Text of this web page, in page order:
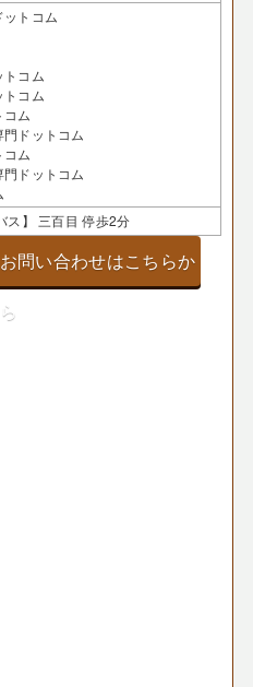
トコム
コム
コム
ム
ドットコム
ム
ドットコム
ス】 三百目 停歩2分
問い合わせはこちらか
ら